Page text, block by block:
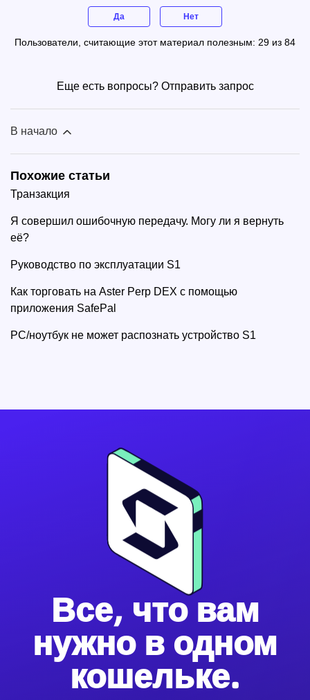
Да Нет
Пользователи, считающие этот материал полезным: 29 из 84
Еще есть вопросы? Отправить запрос
В начало
Похожие статьи
Транзакция
Я совершил ошибочную передачу. Могу ли я вернуть
её?
Руководство по эксплуатации S1
Как торговать на Aster Perp DEX с помощью
приложения SafePal
PC/ноутбук не может распознать устройство S1
Все, что вам
нужно в одном
кошельке.